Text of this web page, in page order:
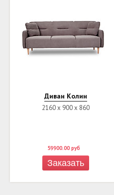
Диван Колин
2160 х 900 х 860
59900.00 руб
Заказать